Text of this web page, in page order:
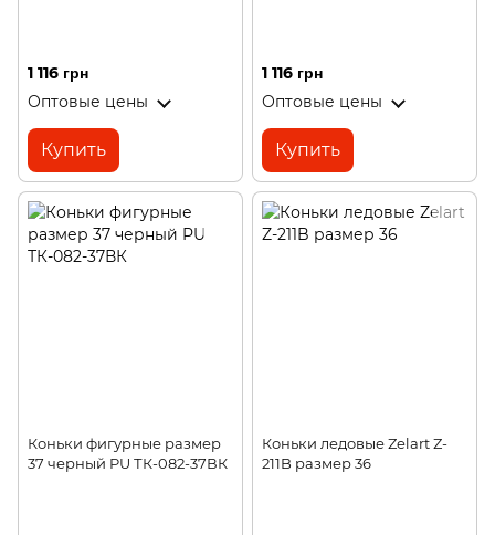
1 116 грн
Оптовые цены
Купить
1 116 грн
Оптовые цены
Купить
Коньки фигурные размер
37 черный PU ТК-082-37ВК
Коньки ледовые Zelart Z-
211B размер 36